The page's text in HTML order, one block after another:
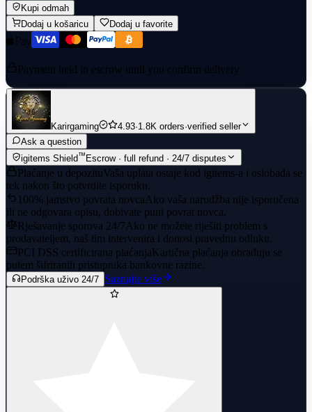
Kupi odmah
Dodaj u košaricu
Dodaj u favorite
Payment held in escrow until you confirm delivery
Karirgaming 4.93·1.8K orders·verified seller
Ask a question
igitems Shield™ Escrow · full refund · 24/7 disputes
Plaćanje u depozituVaša uplata ostaje kod igitems-a i oslobađa se
tek nakon što potvrdite isporuku.
100% jamstvo povrata novcaAko vaša narudžba nije isporučena
ili ne odgovara opisu, dobivate puni povrat novca.
Rješavanje sporova 24/7Ako ne možete riješiti problem s
prodavateljem, naš tim intervenira i donosi pravednu odluku.
PCI DSS certificirana plaćanjaKartična plaćanja obrađuju se
putem šifriranih pristupnika bankovne razine.
Podrška uživo 24/7 Saznajte više